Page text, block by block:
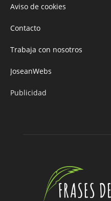
Aviso de cookies
Contacto
Trabaja con nosotros
JoseanWebs
Publicidad